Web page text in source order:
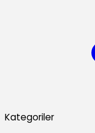
Kategoriler